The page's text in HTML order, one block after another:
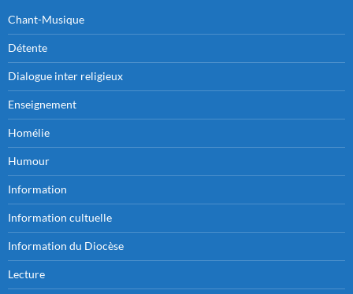
Chant-Musique
Détente
Dialogue inter religieux
Enseignement
Homélie
Humour
Information
Information cultuelle
Information du Diocèse
Lecture